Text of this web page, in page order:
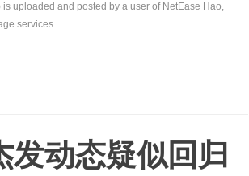
uploaded and posted by a user of NetEase Hao,
services.
发动态疑似回归